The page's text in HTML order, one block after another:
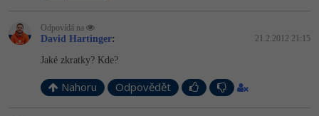
Django
SQLite
3D grafik
Projektový manažer
Databázový analytik
VB.NET
SQL
Návrh SW -80%
Odpovídá na
David Hartinger: 21.2.2012 21:15
Jaké zkratky? Kde?
Nahoru Odpovědět